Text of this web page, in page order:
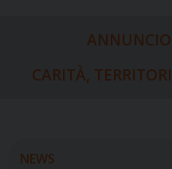
ANNUNCIO
CARITÀ,
NEWS